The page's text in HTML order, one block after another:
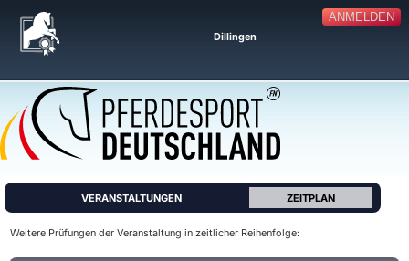
ANMELDEN
Dillingen
VERANSTALTUNGEN ZEITPLAN
Weitere Prüfungen der Veranstaltung in zeitlicher Reihenfolge: